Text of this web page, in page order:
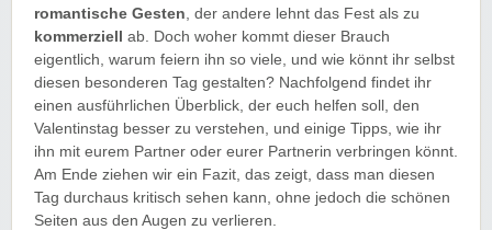
romantische Gesten , der andere lehnt das Fest als zu
kommerziell
ab. Doch woher kommt dieser Brauch
eigentlich, warum feiern ihn so viele, und wie könnt ihr selbst
diesen besonderen Tag gestalten? Nachfolgend findet ihr
einen ausführlichen Überblick, der euch helfen soll, den
Valentinstag besser zu verstehen, und einige Tipps, wie ihr
ihn mit eurem Partner oder eurer Partnerin verbringen könnt.
Am Ende ziehen wir ein Fazit, das zeigt, dass man diesen
Tag durchaus kritisch sehen kann, ohne jedoch die schönen
Seiten aus den Augen zu verlieren.